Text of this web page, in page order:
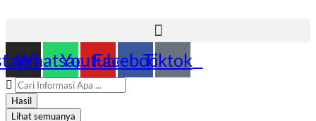
Whatsapp
YoutubeFacebookTiktok
Search
...Hasil
Lihat semuanya